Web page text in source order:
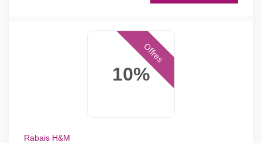
10%
Offres
Rabais H&M